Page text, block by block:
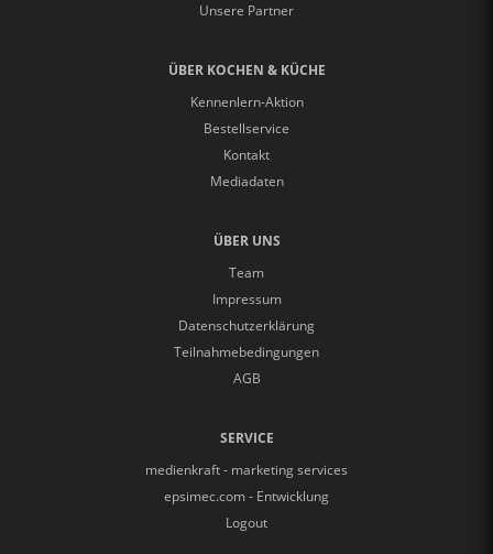
Unsere Partner
ÜBER KOCHEN & KÜCHE
Kennenlern-Aktion
Bestellservice
Kontakt
Mediadaten
ÜBER UNS
Team
Impressum
Datenschutzerklärung
Teilnahmebedingungen
AGB
SERVICE
medienkraft - marketing services
epsimec.com - Entwicklung
Logout